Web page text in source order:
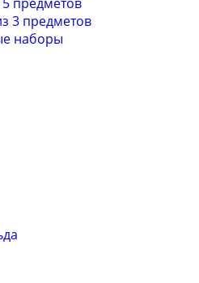
3 предметов
наборы